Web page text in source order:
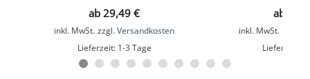
Schutzklasse (IP)
Mittlere Lebensdauer
ab 29,49 €
inkl. MwSt. zzgl. Versandkosten
Lieferzeit: 1-3 Tage
ab
inkl. MwSt.
Lieferzeit: